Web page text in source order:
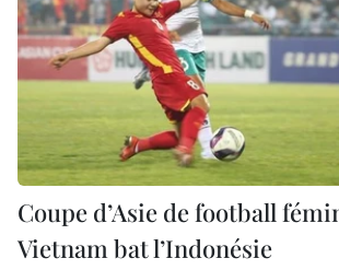
Coupe d’Asie de football
Vietnam bat l’Indonésie